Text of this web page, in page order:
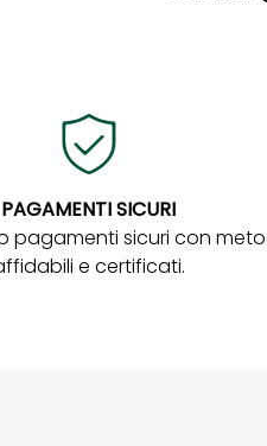
PAGAMENTI SICURI
pagamenti sicuri con
e certificati.